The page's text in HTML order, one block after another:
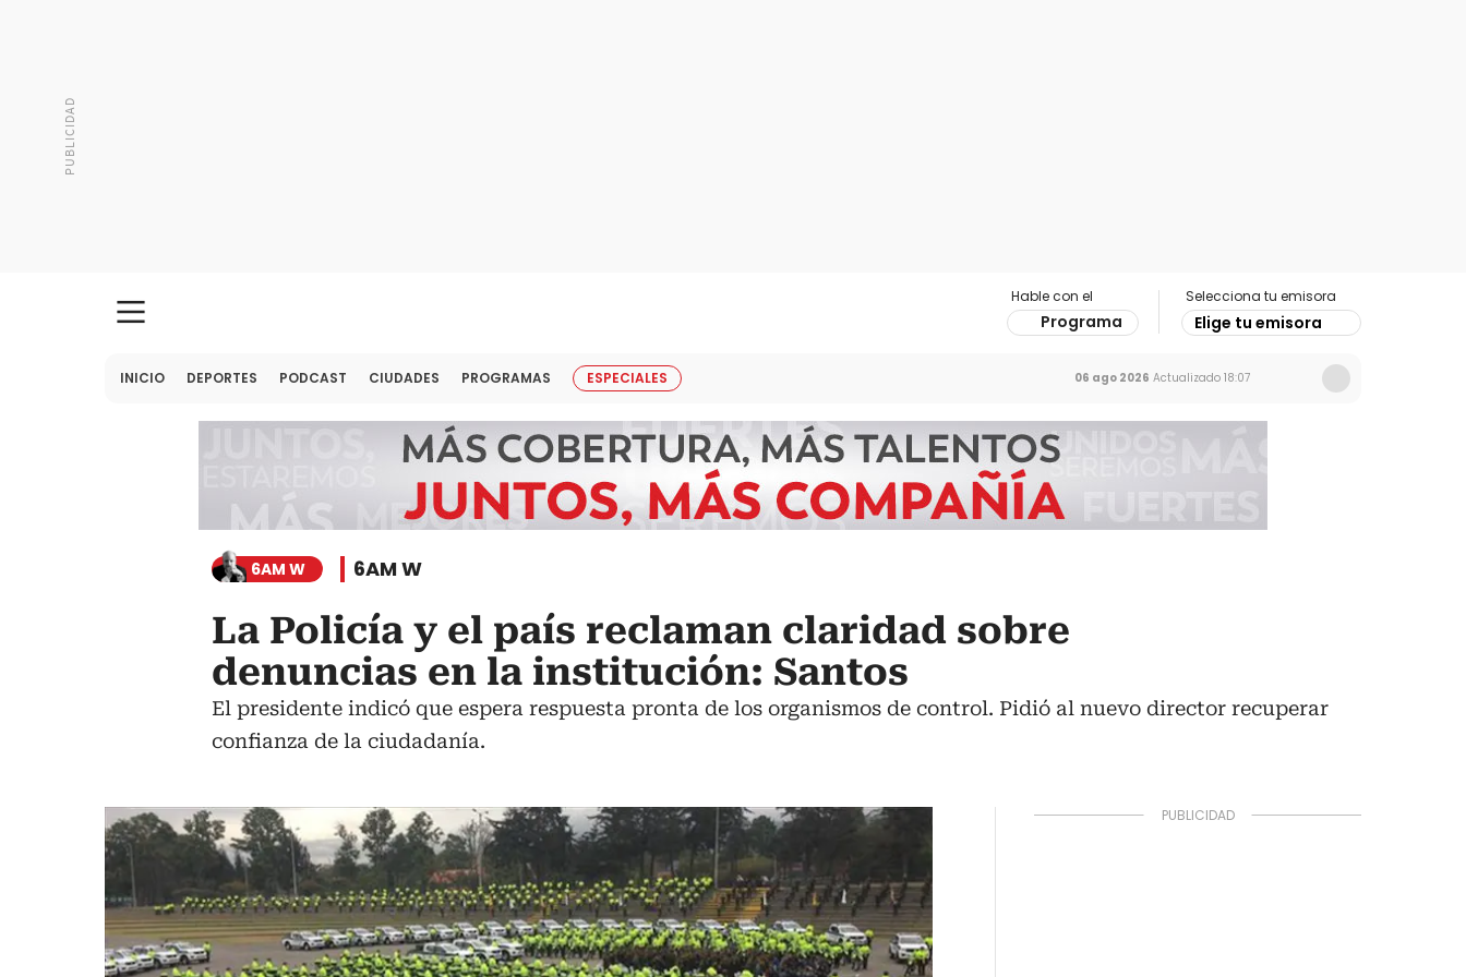
Hable con el
Programa
Selecciona tu emisora
Elige tu emisora
INICIO DEPORTES PODCAST CIUDADES PROGRAMAS ESPECIALES 06 ago 2026 Actualizado 18:07
6AM W 6AM W
La Policía y el país reclaman claridad sobre
denuncias en la institución: Santos
El presidente indicó que espera respuesta pronta de los organismos de control. Pidió al nuevo director recuperar
confianza de la ciudadanía.